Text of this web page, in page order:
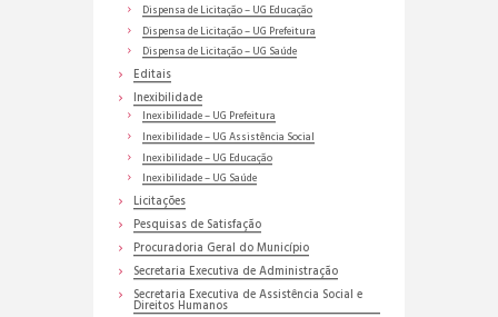
Dispensa de Licitação – UG Educação
Dispensa de Licitação – UG Prefeitura
Dispensa de Licitação – UG Saúde
Editais
Inexibilidade
Inexibilidade – UG Prefeitura
Inexibilidade – UG Assistência Social
Inexibilidade – UG Educação
Inexibilidade – UG Saúde
Licitações
Pesquisas de Satisfação
Procuradoria Geral do Município
Secretaria Executiva de Administração
Secretaria Executiva de Assistência Social e
Direitos Humanos